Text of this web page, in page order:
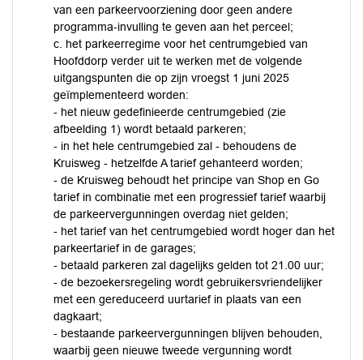
van een parkeervoorziening door geen andere
programma-invulling te geven aan het perceel;
c. het parkeerregime voor het centrumgebied van
Hoofddorp verder uit te werken met de volgende
uitgangspunten die op zijn vroegst 1 juni 2025
geïmplementeerd worden:
- het nieuw gedefinieerde centrumgebied (zie
afbeelding 1) wordt betaald parkeren;
- in het hele centrumgebied zal - behoudens de
Kruisweg - hetzelfde A tarief gehanteerd worden;
- de Kruisweg behoudt het principe van Shop en Go
tarief in combinatie met een progressief tarief waarbij
de parkeervergunningen overdag niet gelden;
- het tarief van het centrumgebied wordt hoger dan het
parkeertarief in de garages;
- betaald parkeren zal dagelijks gelden tot 21.00 uur;
- de bezoekersregeling wordt gebruikersvriendelijker
met een gereduceerd uurtarief in plaats van een
dagkaart;
- bestaande parkeervergunningen blijven behouden,
waarbij geen nieuwe tweede vergunning wordt